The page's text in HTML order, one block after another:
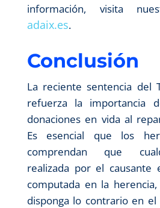
información, visita
adaix.es.
Conclusión
La reciente sentencia del
refuerza la importancia
donaciones en vida al
Es esencial que los
comprendan que
realizada por el causante
computada en la
disponga lo contrario en el